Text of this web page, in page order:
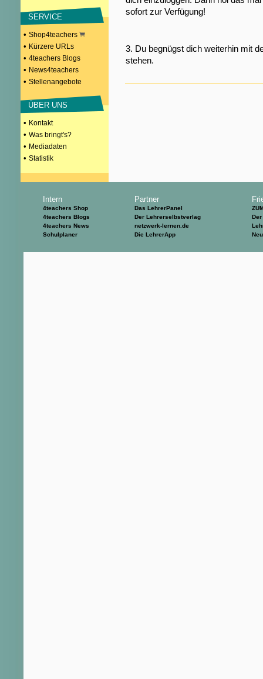
SERVICE
• Shop4teachers
• Kürzere URLs
• 4teachers Blogs
• News4teachers
• Stellenangebote
ÜBER UNS
• Kontakt
• Was bringt's?
• Mediadaten
• Statistik
sofort zur Verfügung!
3. Du begnügst dich weiterhin mit
stehen.
Intern
4teachers Shop
4teachers Blogs
4teachers News
Schulplaner
Partner
Das LehrerPanel
Der Lehrerselbstverlag
netzwerk-lernen.de
Die LehrerApp